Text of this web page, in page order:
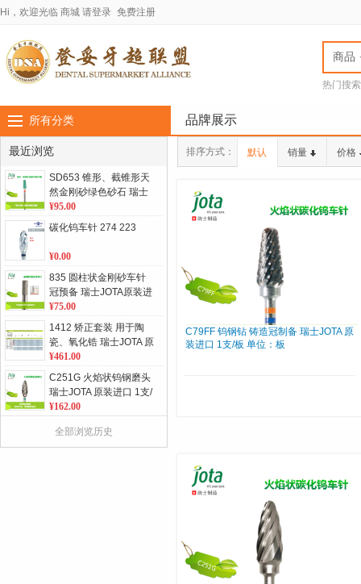
Hi，欢迎光临 商城 请登录 免费注册
商品
热门搜
所有分类 品牌展示
最近浏览
SD653 锥形、截锥形天
然金刚砂绿色砂石 瑞士
JOTA原装进口 1支/盒 单
位：盒
¥95.00
碳化钨车针 274 223
¥0.00
835 圆柱状金刚砂车针
冠预备 瑞士JOTA原装进
口 5支/板 单位：板
¥75.00
1412 矫正套装 用于陶
瓷、氧化锆 瑞士JOTA 原
装进口 单位：套
¥461.00
C251G 火焰状钨钢磨头
瑞士JOTA 原装进口 1支/
板 单位：板
¥162.00
859L 修长羽状邻面车针
全部浏览历史
排序方式： 默认 销量 价格
C79FF 钨钢钻 铸造冠制备 瑞士JOTA 原
装进口 1支/板 单位：板